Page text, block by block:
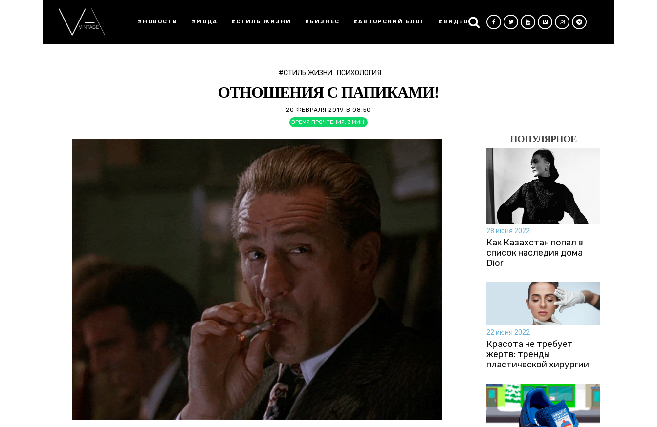
#НОВОСТИ #МОДА #СТИЛЬ ЖИЗНИ #БИЗНЕС #АВТОРСКИЙ БЛОГ #ВИДЕО
#СТИЛЬ ЖИЗНИ ПСИХОЛОГИЯ
ОТНОШЕНИЯ С ПАПИКАМИ!
20 ФЕВРАЛЯ 2019 В 08:50
ВРЕМЯ ПРОЧТЕНИЯ: 3 МИН.
ПОПУЛЯРНОЕ
28 июня 2022
Как Казахстан попал в
список наследия дома
Dior
22 июня 2022
Красота не требует
жертв: тренды
пластической хирургии